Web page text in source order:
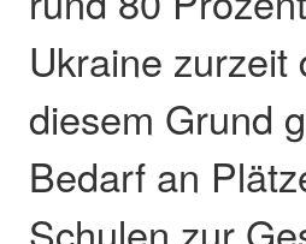
Ukraine
diesem Grund
Bedarf an